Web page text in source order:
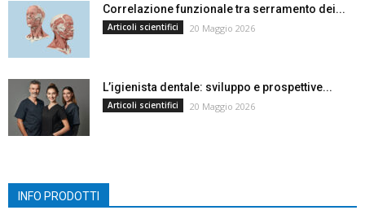
Correlazione funzionale tra serramento dei...
Articoli scientifici 20 Maggio 2026
L’igienista dentale: sviluppo e prospettive...
Articoli scientifici 20 Maggio 2026
INFO PRODOTTI